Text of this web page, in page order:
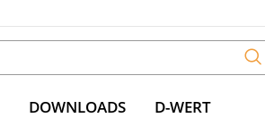
DOWNLOADS D-WERT